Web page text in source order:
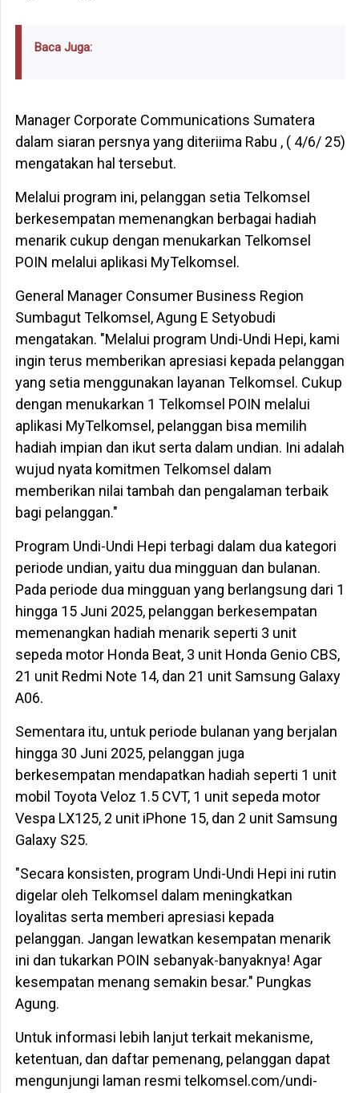
Baca Juga:
Manager Corporate Communications Sumatera
dalam siaran persnya yang diteriima Rabu , ( 4/6/ 25)
mengatakan hal tersebut.
Melalui program ini, pelanggan setia Telkomsel
berkesempatan memenangkan berbagai hadiah
menarik cukup dengan menukarkan Telkomsel
POIN melalui aplikasi MyTelkomsel.
General Manager Consumer Business Region
Sumbagut Telkomsel, Agung E Setyobudi
mengatakan. "Melalui program Undi-Undi Hepi, kami
ingin terus memberikan apresiasi kepada pelanggan
yang setia menggunakan layanan Telkomsel. Cukup
dengan menukarkan 1 Telkomsel POIN melalui
aplikasi MyTelkomsel, pelanggan bisa memilih
hadiah impian dan ikut serta dalam undian. Ini adalah
wujud nyata komitmen Telkomsel dalam
memberikan nilai tambah dan pengalaman terbaik
bagi pelanggan."
Program Undi-Undi Hepi terbagi dalam dua kategori
periode undian, yaitu dua mingguan dan bulanan.
Pada periode dua mingguan yang berlangsung dari 1
hingga 15 Juni 2025, pelanggan berkesempatan
memenangkan hadiah menarik seperti 3 unit
sepeda motor Honda Beat, 3 unit Honda Genio CBS,
21 unit Redmi Note 14, dan 21 unit Samsung Galaxy
A06.
Sementara itu, untuk periode bulanan yang berjalan
hingga 30 Juni 2025, pelanggan juga
berkesempatan mendapatkan hadiah seperti 1 unit
mobil Toyota Veloz 1.5 CVT, 1 unit sepeda motor
Vespa LX125, 2 unit iPhone 15, dan 2 unit Samsung
Galaxy S25.
"Secara konsisten, program Undi-Undi Hepi ini rutin
digelar oleh Telkomsel dalam meningkatkan
loyalitas serta memberi apresiasi kepada
pelanggan. Jangan lewatkan kesempatan menarik
ini dan tukarkan POIN sebanyak-banyaknya! Agar
kesempatan menang semakin besar." Pungkas
Agung.
Untuk informasi lebih lanjut terkait mekanisme,
ketentuan, dan daftar pemenang, pelanggan dapat
mengunjungi laman resmi telkomsel.com/undi-